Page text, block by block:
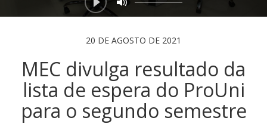
20 DE AGOSTO DE 2021
MEC divulga resultado da
lista de espera do ProUni
para o segundo semestre